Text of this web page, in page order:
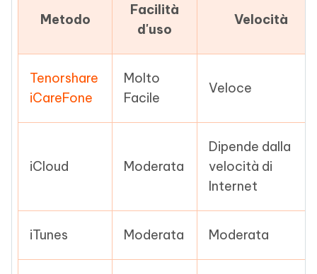
Metodo
Facilità
d'uso
Velocità
Tenorshare
iCareFone
Molto
Facile
Veloce
iCloud Moderata
Dipende dalla
velocità di
Internet
iTunes Moderata Moderata